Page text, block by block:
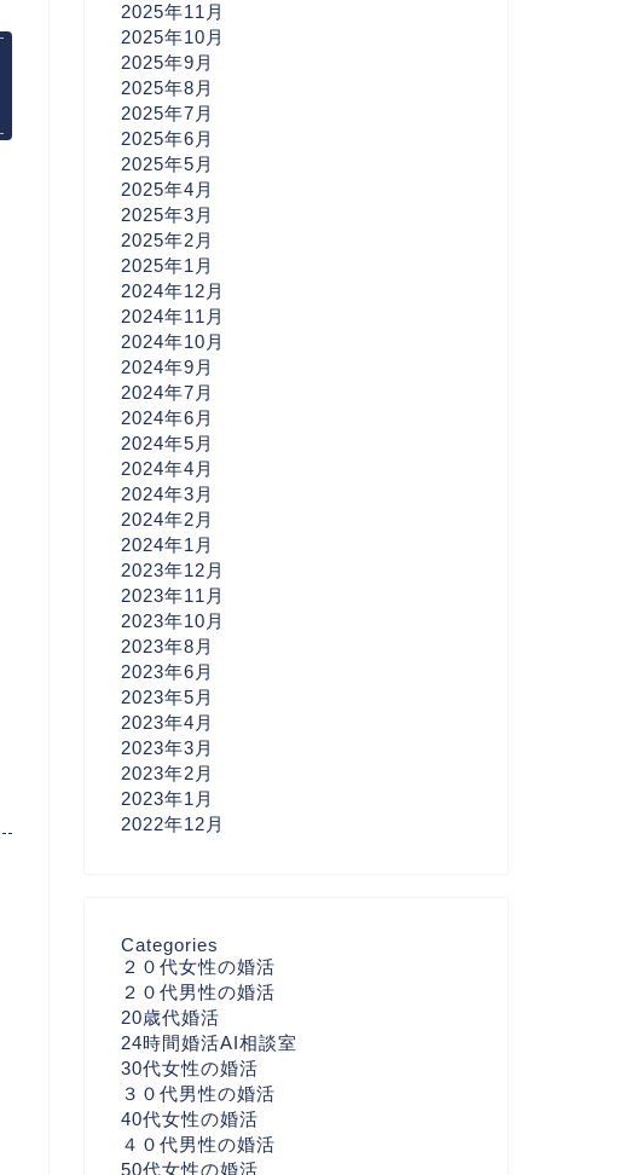
2025年11月
2025年10月
2025年9月
2025年8月
2025年7月
2025年6月
2025年5月
2025年4月
2025年3月
2025年2月
2025年1月
2024年12月
2024年11月
2024年10月
2024年9月
2024年7月
2024年6月
2024年5月
2024年4月
2024年3月
2024年2月
2024年1月
2023年12月
2023年11月
2023年10月
2023年8月
2023年6月
2023年5月
2023年4月
2023年3月
2023年2月
2023年1月
2022年12月
Categories
２０代女性の婚活
２０代男性の婚活
20歳代婚活
24時間婚活AI相談室
30代女性の婚活
３０代男性の婚活
40代女性の婚活
４０代男性の婚活
50代女性の婚活